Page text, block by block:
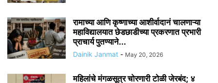
रामाच्या आणि कृष्णाच्या आशीर्वादानं चालणाऱ्या
महाविद्यालयात छेडछाडीच्या प्रकरणात प्रभारी
प्राचार्य पुतण्याने...
Dainik Janmat - May 20, 2026
महिलांचे मंगळसूत्र चोरणारी टोळी जेरबंद; ४